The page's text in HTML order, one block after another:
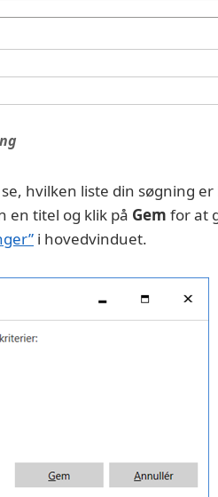
hvilken liste din søgning
en titel og klik på Gem for at
i hovedvinduet.